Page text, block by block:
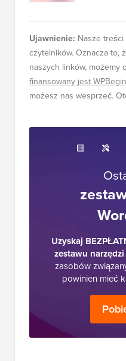
Ujawnienie: Nasze
czytelników. Oznacza to,
naszych linków, możemy
finansowany jest
możesz nas wesprzeć.
Uzyskaj
zestawu narzędzi
zasobów
powinien mieć